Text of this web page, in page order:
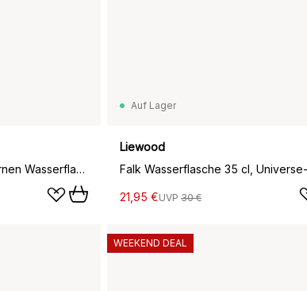
Elsa Beskow Tomtebobarnen Wasserflasche 34 cl, Grün
Auf Lager
Liewood
21,95 €UVP 30 €
WEEKEND DEAL